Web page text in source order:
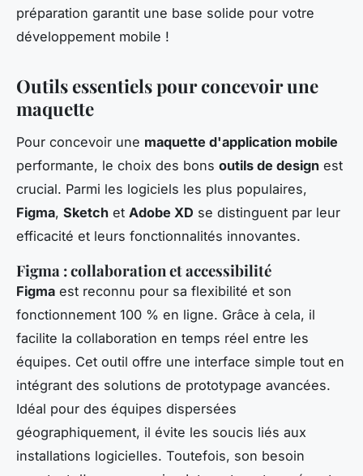
préparation garantit une base solide pour votre
développement mobile !
Outils essentiels pour concevoir une
maquette
Pour concevoir une maquette d'application mobile
performante, le choix des bons outils de design est
crucial. Parmi les logiciels les plus populaires,
Figma, Sketch et Adobe XD se distinguent par leur
efficacité et leurs fonctionnalités innovantes.
Figma : collaboration et accessibilité
Figma est reconnu pour sa flexibilité et son
fonctionnement 100 % en ligne. Grâce à cela, il
facilite la collaboration en temps réel entre les
équipes. Cet outil offre une interface simple tout en
intégrant des solutions de prototypage avancées.
Idéal pour des équipes dispersées
géographiquement, il évite les soucis liés aux
installations logicielles. Toutefois, son besoin